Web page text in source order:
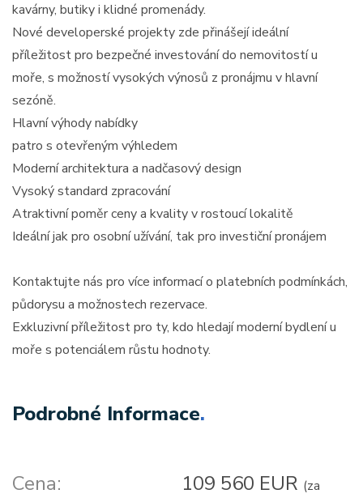
kavárny, butiky i klidné promenády.
Nové developerské projekty zde přinášejí ideální
příležitost pro bezpečné investování do nemovitostí u
moře, s možností vysokých výnosů z pronájmu v hlavní
sezóně.
Hlavní výhody nabídky
patro s otevřeným výhledem
Moderní architektura a nadčasový design
Vysoký standard zpracování
Atraktivní poměr ceny a kvality v rostoucí lokalitě
Ideální jak pro osobní užívání, tak pro investiční pronájem
Kontaktujte nás pro více informací o platebních podmínkách,
půdorysu a možnostech rezervace.
Exkluzivní příležitost pro ty, kdo hledají moderní bydlení u
moře s potenciálem růstu hodnoty.
Podrobné Informace.
Cena: 109 560 EUR (za